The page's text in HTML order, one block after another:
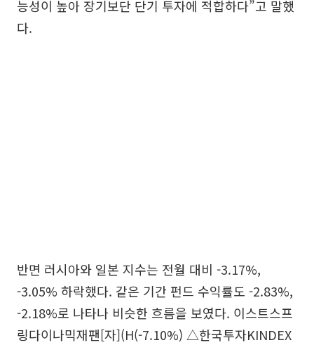
능성이 높아 장기보단 단기 투자에 적합하다”고 말했
다.
반면 러시아와 일본 지수는 전월 대비 -3.17%,
-3.05% 하락했다. 같은 기간 펀드 수익률도 -2.83%,
-2.18%로 나타나 비슷한 흐름을 보였다. 이스트스프
링다이나믹재팬[자](H(-7.10%) △한국투자KINDEX